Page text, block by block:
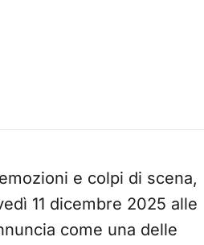
e colpi di scena,
11 dicembre 2025 alle
come una delle